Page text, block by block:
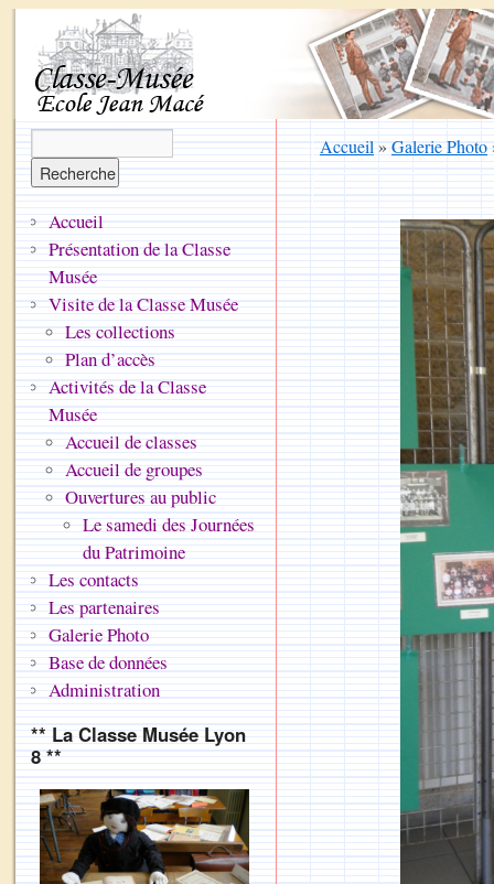
Accueil»Galerie Photo
Accueil
Présentation de la Classe
Musée
Visite de la Classe Musée
Les collections
Plan d’accès
Activités de la Classe
Musée
Accueil de classes
Accueil de groupes
Ouvertures au public
Le samedi des Journées
du Patrimoine
Les contacts
Les partenaires
Galerie Photo
Base de données
Administration
** La Classe Musée Lyon
8 **